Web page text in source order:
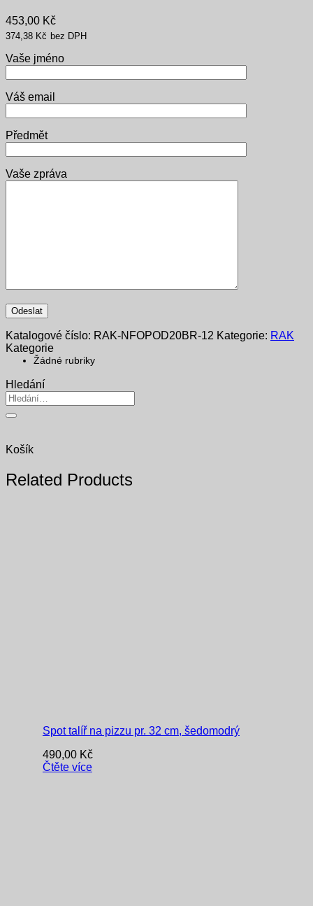
453,00 Kč
374,38 Kč bez DPH
Vaše jméno
Váš email
Předmět
Vaše zpráva
Katalogové číslo: RAK-NFOPOD20BR-12 Kategorie: RAK
Kategorie
Žádné rubriky
Hledání
Hledat:
Košík
Related Products
Spot talíř na pizzu pr. 32 cm, šedomodrý
490,00 Kč
Čtěte více